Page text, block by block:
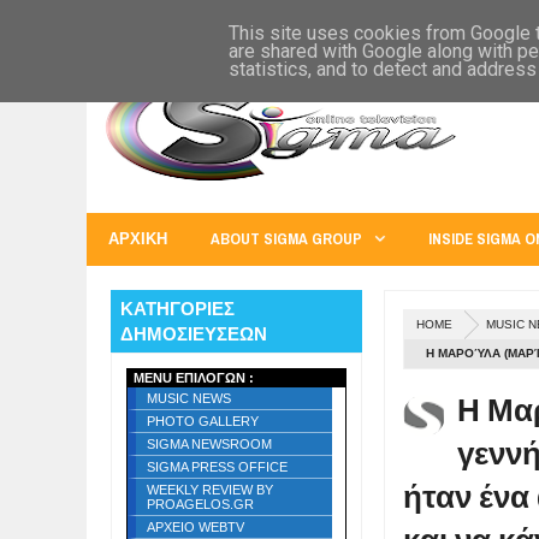
EUROPE U.S.A. AUSTRALIA
ΑΡΧΙΚΗ ABOUT SIGMA GROUP INSIDE SIGMA
HOME MUSIC
Η ΜΑΡΟΎΛΑ
Η
ήταν
ΚΑΤΗΓΟΡΙΕΣ
ΔΗΜΟΣΙΕΥΣΕΩΝ
MENU ΕΠΙΛΟΓΩΝ :
MUSIC NEWS
PHOTO GALLERY
SIGMA NEWSROOM
SIGMA PRESS OFFICE
WEEKLY REVIEW BY
PROAGELOS.GR
ΑΡΧΕΙΟ WEBTV
This site uses cookies from Google
are shared with Google along with
statistics, and to detect and address